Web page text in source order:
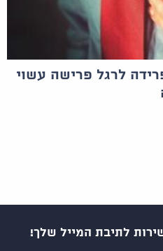
לרגל פרישה עשוי
לתיבת המייל שלך!